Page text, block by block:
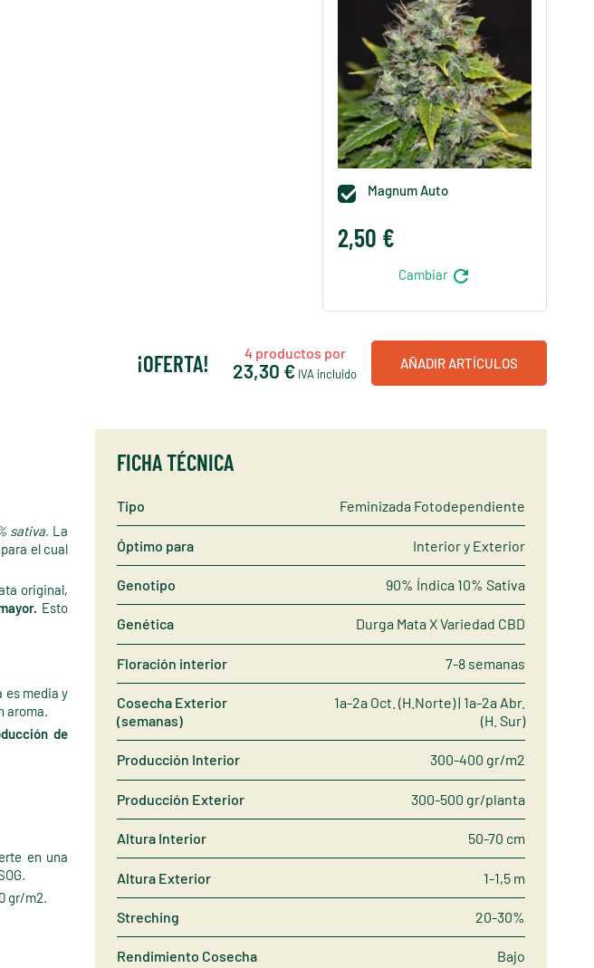
 Magnum Auto
2,50 €
Cambiar refresh
¡OFERTA! 4productos por
23,30 € IVA incluido
AÑADIR ARTÍCULOS
sativa. La
el cual
original,
Esto
es media y
aroma.
de
en una
gr/m2.
FICHA TÉCNICA
Tipo Feminizada Fotodependiente
Óptimo para Interior y Exterior
Genotipo 90% Índica 10% Sativa
Genética Durga Mata X Variedad CBD
Floración interior 7-8 semanas
Cosecha Exterior
(semanas)
1a-2a Oct. (H.Norte) | 1a-2a Abr.
(H. Sur)
Producción Interior 300-400 gr/m2
Producción Exterior 300-500 gr/planta
Altura Interior 50-70 cm
Altura Exterior 1-1,5 m
Streching 20-30%
Rendimiento Cosecha Bajo